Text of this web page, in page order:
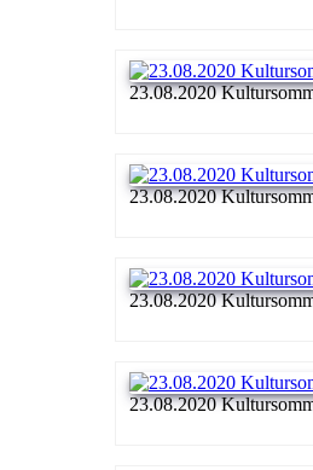
23.08.2020
23.08.2020
23.08.2020
23.08.2020